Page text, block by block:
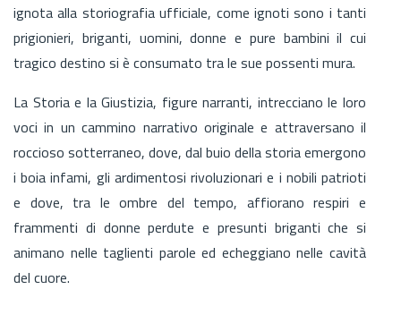
ignota alla storiografia ufficiale, come ignoti sono i tanti
prigionieri, briganti, uomini, donne e pure bambini il cui
tragico destino si è consumato tra le sue possenti mura.
La Storia e la Giustizia, figure narranti, intrecciano le loro
voci in un cammino narrativo originale e attraversano il
roccioso sotterraneo, dove, dal buio della storia emergono
i boia infami, gli ardimentosi rivoluzionari e i nobili patrioti
e dove, tra le ombre del tempo, affiorano respiri e
frammenti di donne perdute e presunti briganti che si
animano nelle taglienti parole ed echeggiano nelle cavità
del cuore.